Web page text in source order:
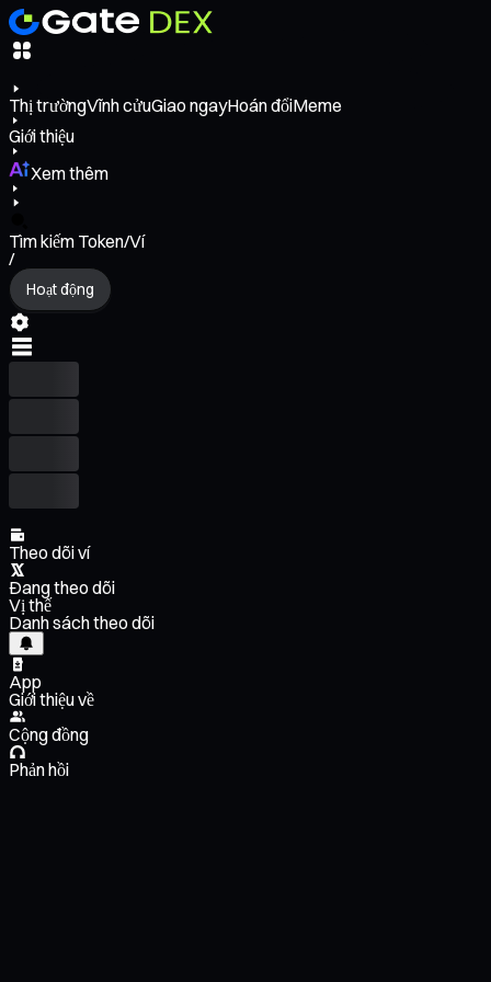
Thị trườngVĩnh cửuGiao ngayHoán đổiMeme
Giới thiệu
Xem thêm
Tìm kiếm Token/Ví
/
Hoạt động
Theo dõi ví
Đang theo dõi
Vị thế
Danh sách theo dõi
App
Giới thiệu về
Cộng đồng
Phản hồi